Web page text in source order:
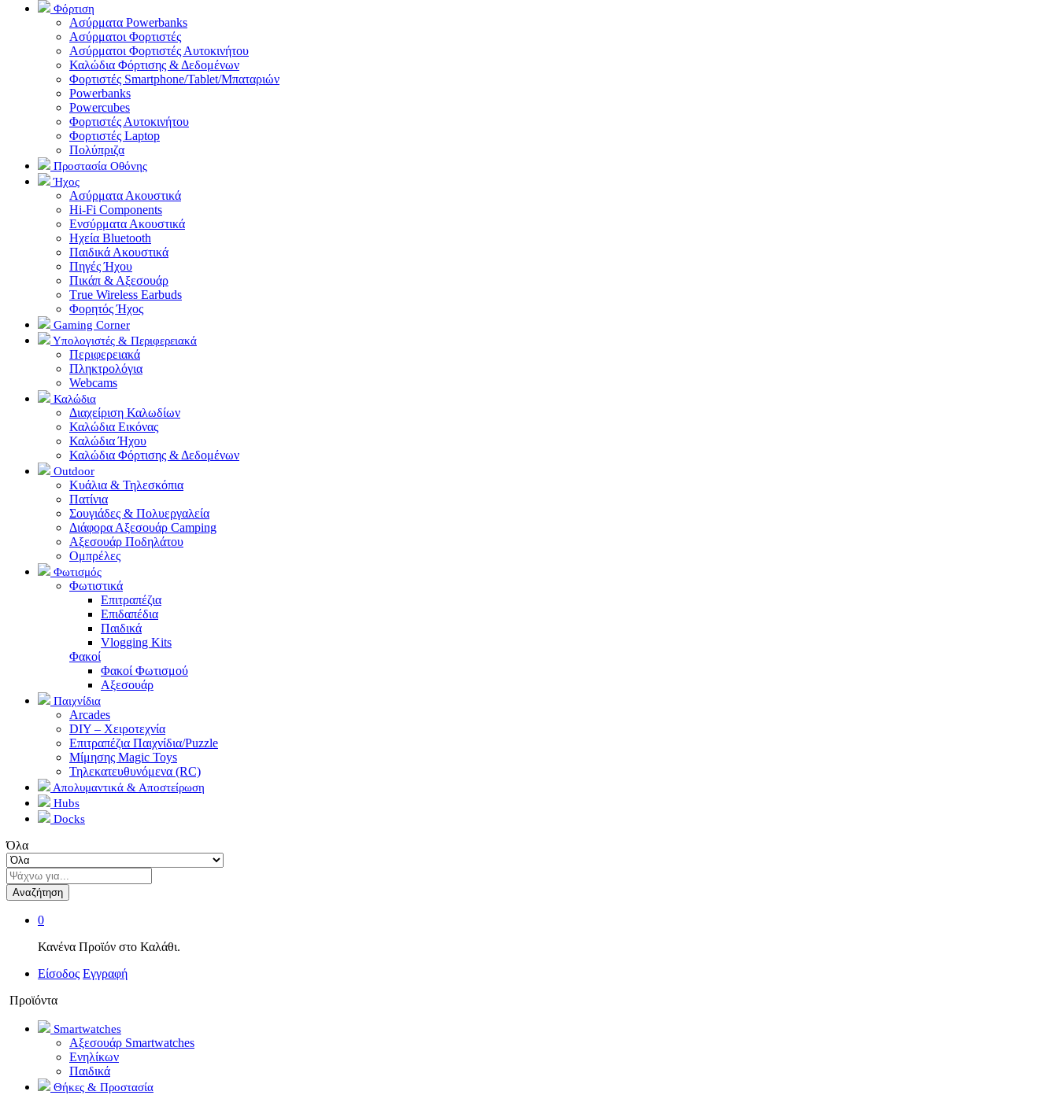
Φόρτιση
Ασύρματα Powerbanks
Aσύρματοι Φορτιστές
Ασύρματοι Φορτιστές Αυτοκινήτου
Καλώδια Φόρτισης & Δεδομένων
Φορτιστές Smartphone/Tablet/Μπαταριών
Powerbanks
Powercubes
Φορτιστές Αυτοκινήτου
Φορτιστές Laptop
Πολύπριζα
Προστασία Οθόνης
Ήχος
Ασύρματα Ακουστικά
Hi-Fi Components
Ενσύρματα Ακουστικά
Ηχεία Bluetooth
Παιδικά Ακουστικά
Πηγές Ήχου
Πικάπ & Αξεσουάρ
Τrue Wireless Earbuds
Φορητός Ήχος
Gaming Corner
Υπολογιστές & Περιφερειακά
Περιφερειακά
Πληκτρολόγια
Webcams
Καλώδια
Διαχείριση Καλωδίων
Καλώδια Εικόνας
Καλώδια Ήχου
Καλώδια Φόρτισης & Δεδομένων
Outdoor
Κυάλια & Τηλεσκόπια
Πατίνια
Σουγιάδες & Πολυεργαλεία
Διάφορα Αξεσουάρ Camping
Αξεσουάρ Ποδηλάτου
Ομπρέλες
Φωτισμός
Φωτιστικά
Επιτραπέζια
Επιδαπέδια
Παιδικά
Vlogging Kits
Φακοί
Φακοί Φωτισμού
Αξεσουάρ
Παιχνίδια
Arcades
DIY – Χειροτεχνία
Επιτραπέζια Παιχνίδια/Puzzle
Μίμησης Magic Toys
Τηλεκατευθυνόμενα (RC)
Απολυμαντικά & Αποστείρωση
Hubs
Docks
Όλα
Αναζήτηση
0
Κανένα Προϊόν στο Καλάθι.
Είσοδος Εγγραφή
Προϊόντα
Smartwatches
Αξεσουάρ Smartwatches
Ενηλίκων
Παιδικά
Θήκες & Προστασία